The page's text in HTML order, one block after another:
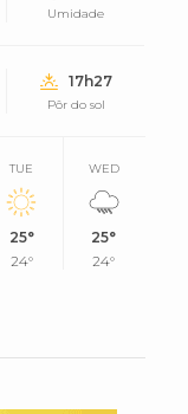
Umidade
17h27
Pôr do sol
TUE
25°
24°
WED
25°
24°